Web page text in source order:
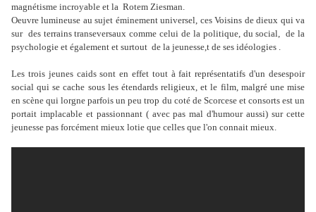
magnétisme incroyable et la Rotem Ziesman.
Oeuvre lumineuse au sujet éminement universel, ces Voisins de dieux qui va
sur des terrains transeversaux comme celui de la politique, du social, de la
psychologie et également et surtout de la jeunesse,t de ses idéologies .
Les trois jeunes caids sont en effet tout à fait représentatifs d'un desespoir
social qui se cache sous les étendards religieux, et le film, malgré une mise
en scène qui lorgne parfois un peu trop du coté de Scorcese et consorts est un
portait implacable et passionnant ( avec pas mal d'humour aussi) sur cette
jeunesse pas forcément mieux lotie que celles que l'on connait mieux.